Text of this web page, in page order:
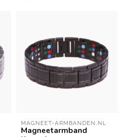
MAGNEET-ARMBANDEN.NL
Magneetarmband